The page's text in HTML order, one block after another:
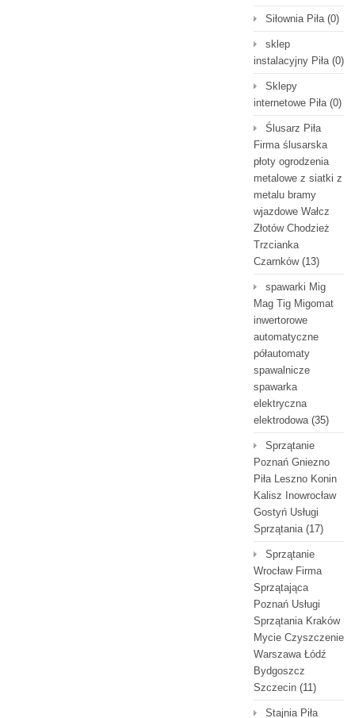
Siłownia Piła(0)
sklep
instalacyjny Piła(0)
Sklepy
internetowe Piła(0)
Ślusarz Piła
Firma ślusarska
płoty ogrodzenia
metalowe z siatki z
metalu bramy
wjazdowe Wałcz
Złotów Chodzież
Trzcianka
Czarnków(13)
spawarki Mig
Mag Tig Migomat
inwertorowe
automatyczne
półautomaty
spawalnicze
spawarka
elektryczna
elektrodowa(35)
Sprzątanie
Poznań Gniezno
Piła Leszno Konin
Kalisz Inowrocław
Gostyń Usługi
Sprzątania(17)
Sprzątanie
Wrocław Firma
Sprzątająca
Poznań Usługi
Sprzątania Kraków
Mycie Czyszczenie
Warszawa Łódź
Bydgoszcz
Szczecin (11)
Stajnia Piła